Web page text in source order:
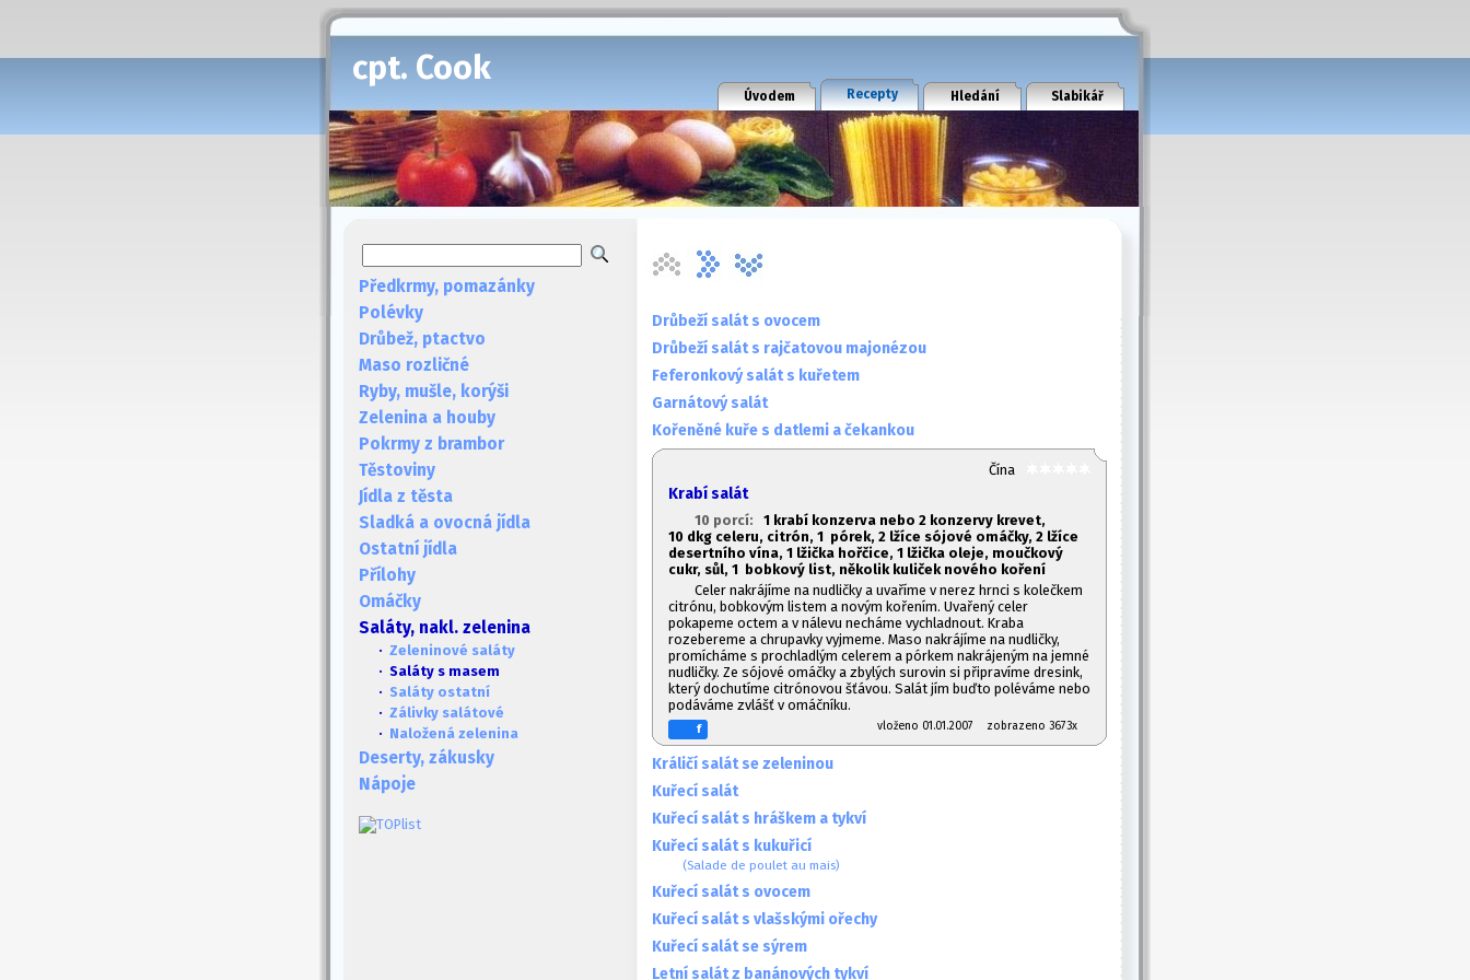
cpt. Cook
Úvodem Recepty Hledání Slabikář
Předkrmy, pomazánky
Polévky
Drůbež, ptactvo
Maso rozličné
Ryby, mušle, korýši
Zelenina a houby
Pokrmy z brambor
Těstoviny
Jídla z těsta
Sladká a ovocná jídla
Ostatní jídla
Přílohy
Omáčky
Saláty, nakl. zelenina
· Zeleninové saláty
· Saláty s masem
· Saláty ostatní
· Zálivky salátové
· Naložená zelenina
Deserty, zákusky
Nápoje
Drůbeží salát s ovocem
Drůbeží salát s rajčatovou majonézou
Feferonkový salát s kuřetem
Garnátový salát
Kořeněné kuře s datlemi a čekankou
Čína
Krabí salát
10 porcí:
1 krabí konzerva nebo 2 konzervy krevet,
10 dkg celeru, citrón, 1 pórek, 2 lžíce sójové omáčky, 2 lžíce
desertního vína, 1 lžička hořčice, 1 lžička oleje, moučkový
cukr, sůl, 1 bobkový list, několik kuliček nového koření
Celer nakrájíme na nudličky a uvaříme v nerez hrnci s kolečkem
citrónu, bobkovým listem a novým kořením. Uvařený celer
pokapeme octem a v nálevu necháme vychladnout. Kraba
rozebereme a chrupavky vyjmeme. Maso nakrájíme na nudličky,
promícháme s prochladlým celerem a pórkem nakrájeným na jemné
nudličky. Ze sójové omáčky a zbylých surovin si připravíme dresink,
který dochutíme citrónovou šťávou. Salát jím buďto poléváme nebo
podáváme zvlášť v omáčníku.
f vloženo 01.01.2007 zobrazeno 3673x
Králičí salát se zeleninou
Kuřecí salát
Kuřecí salát s hráškem a tykví
Kuřecí salát s kukuřicí
(Salade de poulet au mais)
Kuřecí salát s ovocem
Kuřecí salát s vlašskými ořechy
Kuřecí salát se sýrem
Letní salát z banánových tykví